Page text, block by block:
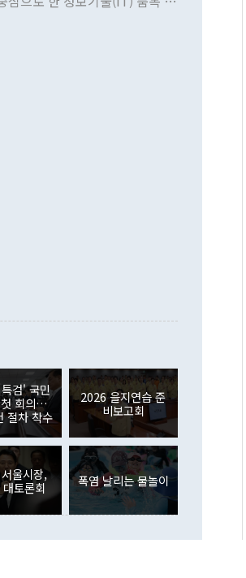
한다는 목소리도 높아지고 있
선(先)비핵화만 되뇌는 것은
을 다할 것"이라고 말했다. 하
와 안정에 플러스냐, 결론적
언급한 '4자 회담'에 대해 "이상
'동방경제포럼(EEF)'을 언급하
고 발언한 데 대해서도 조 장관
까지 진도가 나가지 않았다"고
설명은 정부 내 조율을 거치지
현 대체와 국호 사용, 9·19 군
이 결정할 사안이 아니어서 월
정 장관의 업무보고를 듣고 난
아니다"라고 재차 확인했다. 정
부분 국가안전보장회의(NSC)
적 생각에 가깝다"며 "안보 관
안을 추진하겠다고 업무보고를
서야 한다'고 주장한 것은 심각
다. 상품수입은 644억8000만
282.7% 증가했다. IT 품목
유제품(47.5%) ▲화공품
자에서 4억4000만달러 적자
심으로 32억7000만달러 흑자
따른 기저효과로 배당지급이
것이다. 직접투자에서는 내국
국내투자가 46억3000만달러
내 주식 매도세가 이어졌다. 외
의 영향으로 316억1000만달러
역대 최대 순매도 기록을 다시
채지수(WGBI) 자금 유입에도
52억9000만달러를 기록했
로 35억6000만달러 증가했
검' 국민
첫 회의…
절차 착수
2026 을지연습 준
비보고회
울시장,
토론회
폭염 날리는 물놀이